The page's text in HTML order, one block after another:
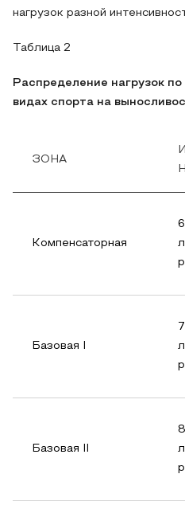
нагрузок разной
Таблица 2
Распределение нагрузок
видах спорта на
ЗОНА
Компенсаторная
Базовая I
Базовая II